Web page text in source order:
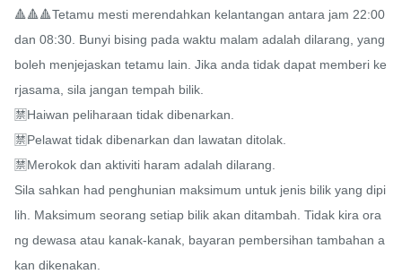
🔺🔺🔺Tetamu mesti merendahkan kelantangan antara jam 22:00
dan 08:30. Bunyi bising pada waktu malam adalah dilarang, yang
boleh menjejaskan tetamu lain. Jika anda tidak dapat memberi ke
rjasama, sila jangan tempah bilik.
🈲Haiwan peliharaan tidak dibenarkan.
🈲Pelawat tidak dibenarkan dan lawatan ditolak.
🈲Merokok dan aktiviti haram adalah dilarang.
Sila sahkan had penghunian maksimum untuk jenis bilik yang dipi
lih. Maksimum seorang setiap bilik akan ditambah. Tidak kira ora
ng dewasa atau kanak-kanak, bayaran pembersihan tambahan a
kan dikenakan.